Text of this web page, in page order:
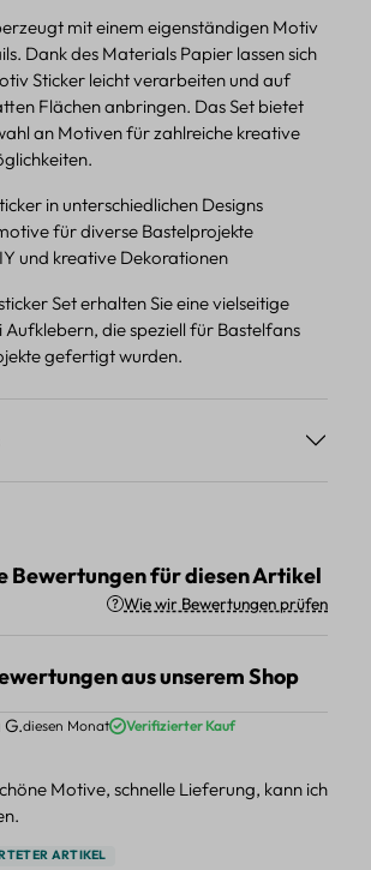
mit einem eigenständigen Motiv
Dank des Materials Papier lassen sich
Sticker leicht verarbeiten und auf
Flächen anbringen. Das Set bietet
an Motiven für zahlreiche kreative
in unterschiedlichen Designs
für diverse Bastelprojekte
und kreative Dekorationen
Set erhalten Sie eine vielseitige
Aufklebern, die speziell für Bastelfans
gefertigt wurden.
Bewertungen für diesen Artikel
Wie wir Bewertungen prüfen
aus unserem Shop
Bewertung von 5 von 5 Sternen
G.diesen Monat Verifizierter Kauf
Motive, schnelle Lieferung, kann ich
ARTIKEL